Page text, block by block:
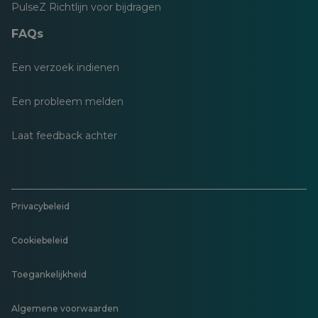
PulseZ Richtlijn voor bijdragen
FAQs
Een verzoek indienen
Een probleem melden
Laat feedback achter
Privacybeleid
Cookiebeleid
Toegankelijkheid
Algemene voorwaarden